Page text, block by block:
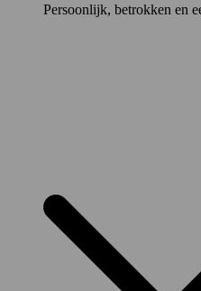
Persoonlijk, betrokken en